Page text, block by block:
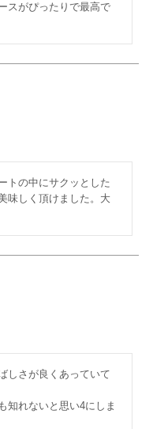
スがぴったりで最高で
トの中にサクッとした
味しく頂けました。大
しさが良くあっていて
知れないと思い4にしま